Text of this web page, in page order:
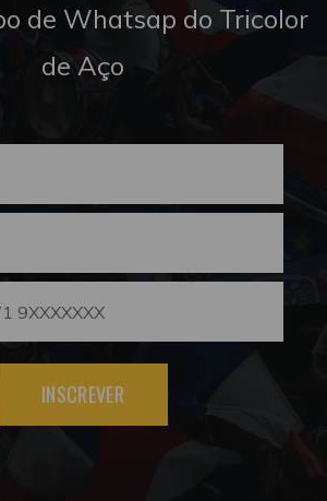
de Whatsap do Tricolor
de Aço
INSCREVER